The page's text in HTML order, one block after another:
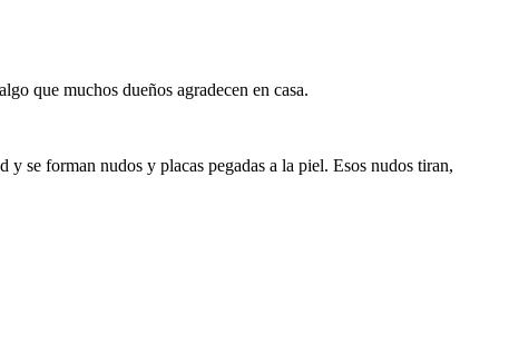
que muchos dueños agradecen en casa.
y se forman nudos y placas pegadas a la piel. Esos nudos tiran,